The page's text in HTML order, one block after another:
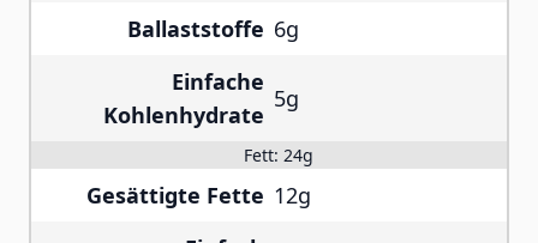
Ballaststoffe 6g
Einfache
Kohlenhydrate
5g
Fett: 24g
Gesättigte Fette 12g